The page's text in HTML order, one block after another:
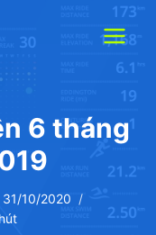
6 tháng
31/10/2020